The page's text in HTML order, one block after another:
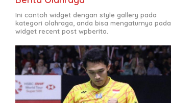
Ini contoh widget dengan style gallery pada
kategori olahraga, anda bisa mengaturnya pada
widget recent post wpberita.